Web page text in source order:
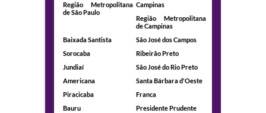
Região Metropolitana
de São Paulo
Campinas
Região Metropolitana
de Campinas
Baixada Santista
São José dos Campos
Sorocaba
Ribeirão Preto
Jundiaí
São José do Rio Preto
Americana
Santa Bárbara d'Oeste
Piracicaba
Franca
Bauru
Presidente Prudente